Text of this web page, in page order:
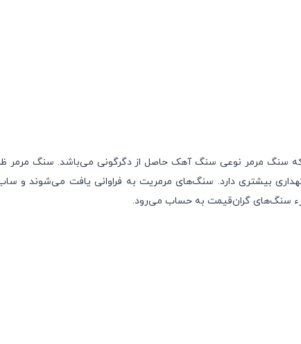
سنگ مرمر نوعی سنگ آهک حاصل از دگرگونی می‌باشد. سنگ مرمر
بیشتری دارد. سنگ‌های مرمریت به فراوانی یافت می‌شوند و ساب
سنگ‌های گران‌قیمت به حساب می‌رود.